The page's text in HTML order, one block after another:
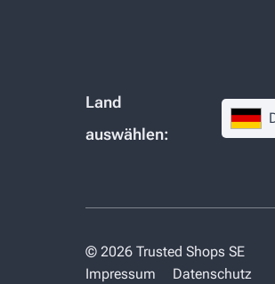
Land
auswählen:
© 2026 Trusted Shops SE
Impressum
Datenschutz